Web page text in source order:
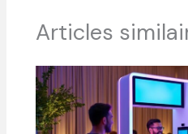
Articles